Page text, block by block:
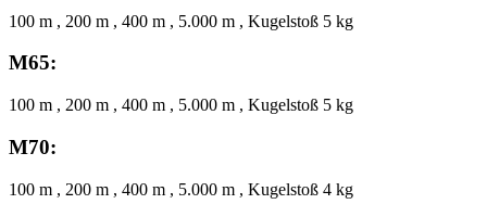
100 m , 200 m , 400 m , 5.000 m , Kugelstoß 5 kg
M65:
100 m , 200 m , 400 m , 5.000 m , Kugelstoß 5 kg
M70:
100 m , 200 m , 400 m , 5.000 m , Kugelstoß 4 kg